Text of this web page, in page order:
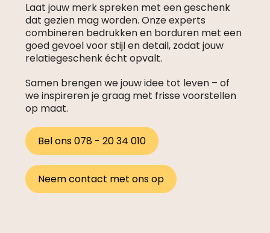
Laat jouw merk spreken met een geschenk
dat gezien mag worden. Onze experts
combineren bedrukken en borduren met een
goed gevoel voor stijl en detail, zodat jouw
relatiegeschenk écht opvalt.
Samen brengen we jouw idee tot leven – of
we inspireren je graag met frisse voorstellen
op maat.
Bel ons 078 - 20 34 010
Neem contact met ons op